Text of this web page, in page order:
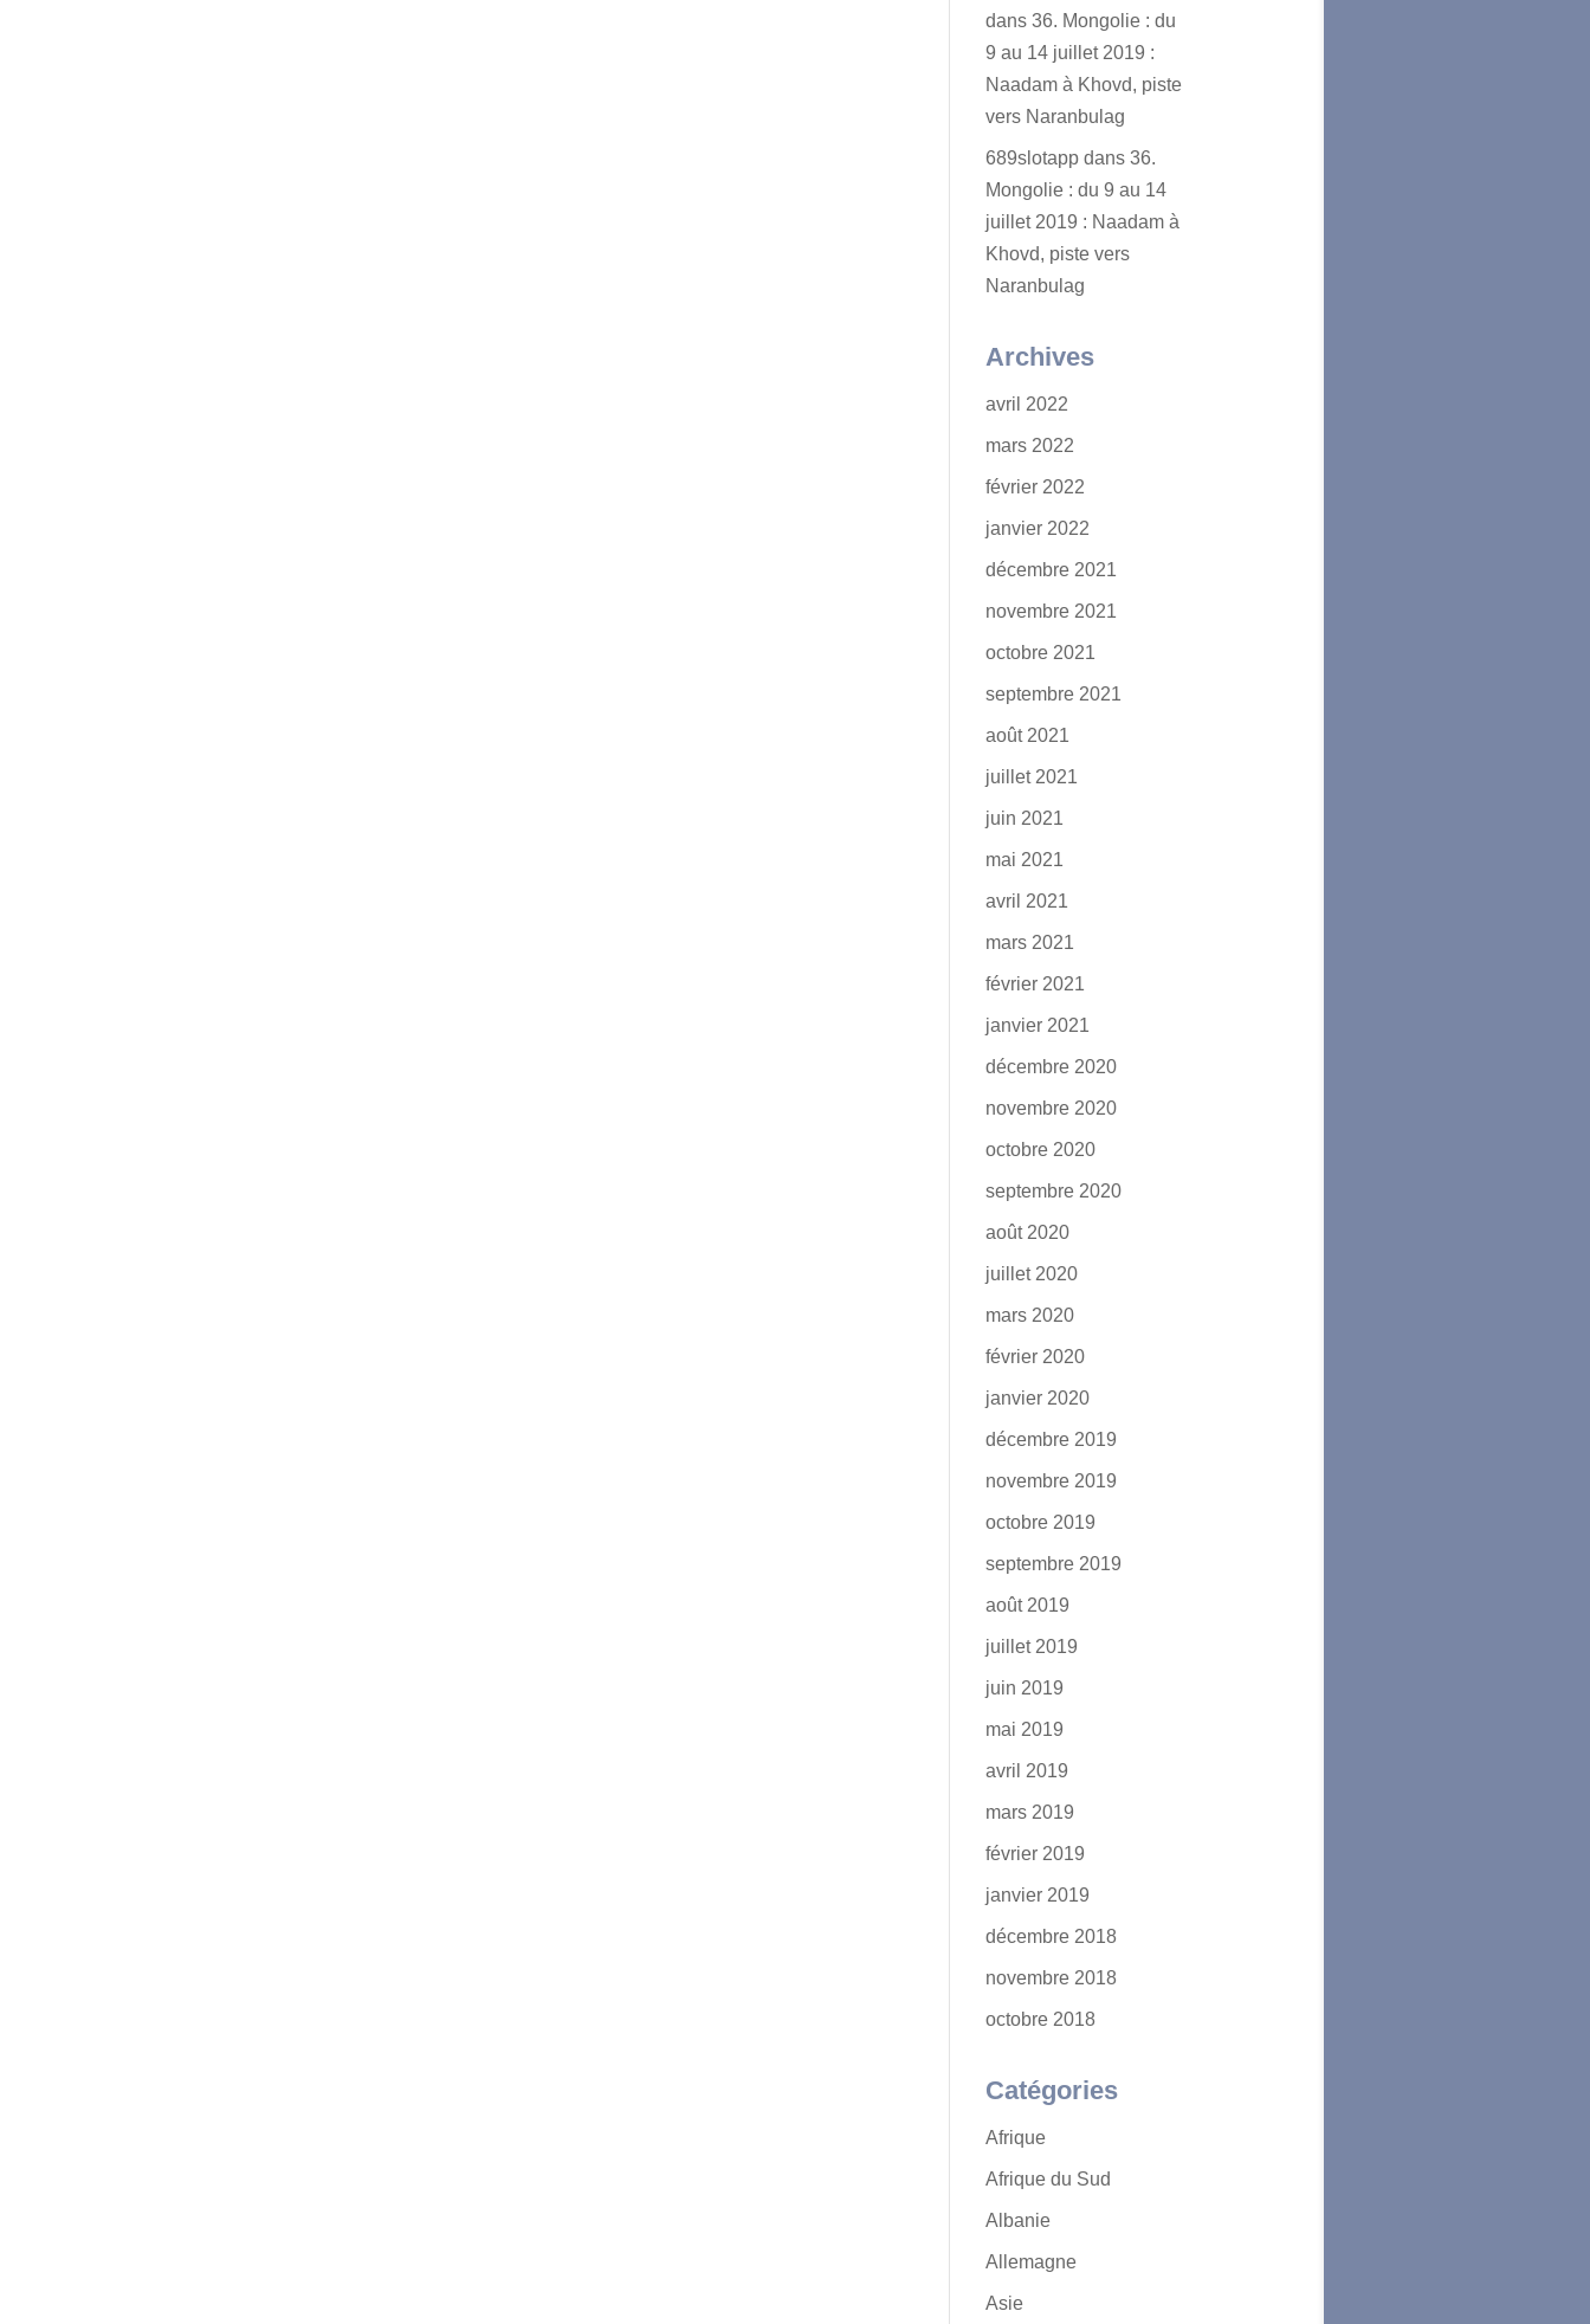
dans36. Mongolie : du
9 au 14 juillet 2019 :
Naadam à Khovd, piste
vers Naranbulag
689slotapp dans36.
Mongolie : du 9 au 14
juillet 2019 : Naadam à
Khovd, piste vers
Naranbulag
Archives
avril 2022
mars 2022
février 2022
janvier 2022
décembre 2021
novembre 2021
octobre 2021
septembre 2021
août 2021
juillet 2021
juin 2021
mai 2021
avril 2021
mars 2021
février 2021
janvier 2021
décembre 2020
novembre 2020
octobre 2020
septembre 2020
août 2020
juillet 2020
mars 2020
février 2020
janvier 2020
décembre 2019
novembre 2019
octobre 2019
septembre 2019
août 2019
juillet 2019
juin 2019
mai 2019
avril 2019
mars 2019
février 2019
janvier 2019
décembre 2018
novembre 2018
octobre 2018
Catégories
Afrique
Afrique du Sud
Albanie
Allemagne
Asie